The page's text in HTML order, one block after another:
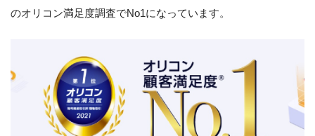
のオリコン満足度調査でNo1になっています。